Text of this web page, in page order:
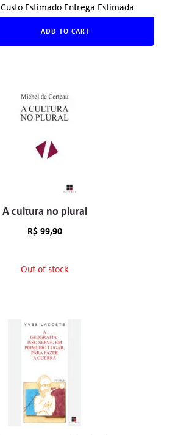
Custo Estimado Entrega Estimada
ADD TO CART
A cultura no plural
R$99,90
Out of stock